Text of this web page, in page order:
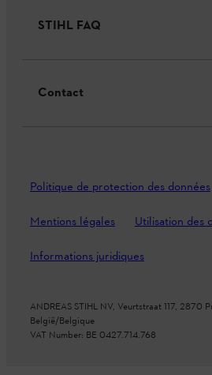
STIHL FAQ
Contact
Politique de protection des données
Mentions légales Utilisation des
Informations juridiques
ANDREAS STIHL NV, Veurtstraat 117, 2870
België/Belgique
VAT Number: BE 0427.714.768